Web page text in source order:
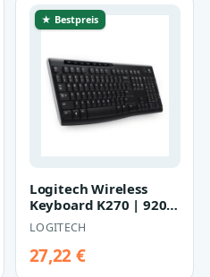
★ Bestpreis
Logitech Wireless
Keyboard K270 | 920-
003748 | Tastatur
LOGITECH
27,22 €